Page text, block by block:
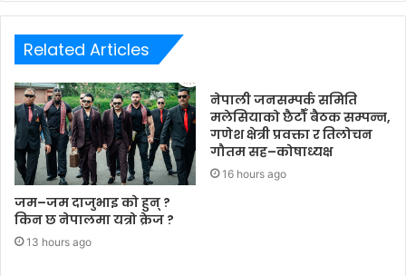
Related Articles
जम–जम दाजुभाइ को हुन् ?
किन छ नेपालमा यत्रो क्रेज ?
13 hours ago
नेपाली जनसम्पर्क समिति
मलेसियाको छैटौँ बैठक सम्पन्न,
गणेश क्षेत्री प्रवक्ता र तिलोचन
गौतम सह–कोषाध्यक्ष
16 hours ago